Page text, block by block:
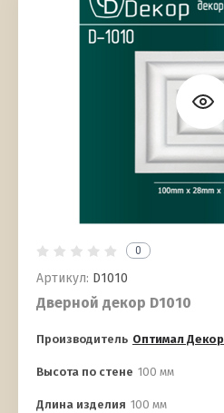
0
Артикул: D1010
Дверной декор D1010
Производитель Оптимал Декор
Высота по стене 100 мм
Длина изделия 100 мм